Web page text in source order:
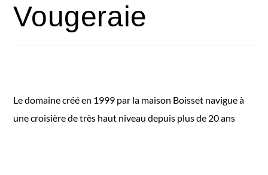
Vougeraie
Le domaine créé en 1999 par la maison Boisset navigue à
une croisière de très haut niveau depuis plus de 20 ans